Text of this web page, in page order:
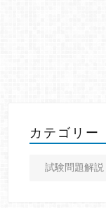
カテゴリー